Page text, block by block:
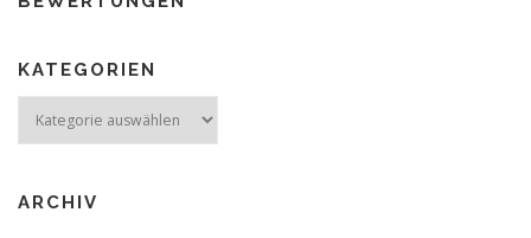
KATEGORIEN
ARCHIV